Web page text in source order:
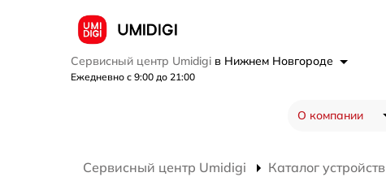
Сервисный центр Umidigi в Нижнем Новгороде
Ежедневно с 9:00 до 21:00
О компании
Сервисный центр Umidigi Каталог устройств